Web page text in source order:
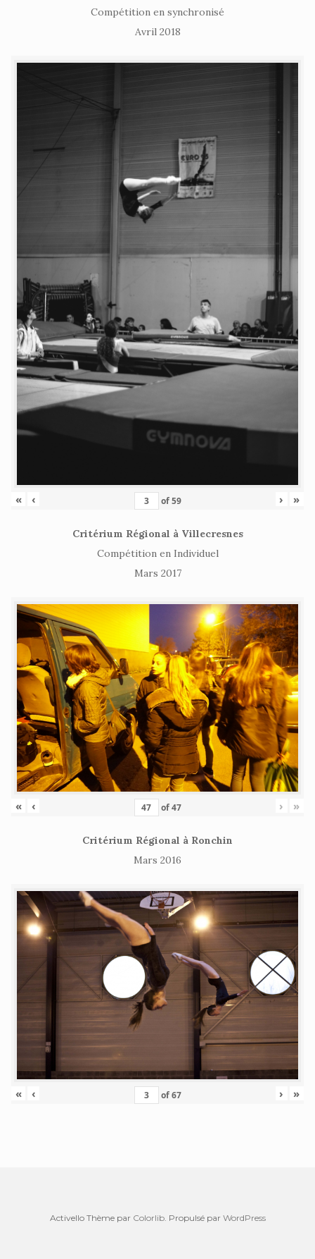
Compétition en synchronisé
Avril 2018
« ‹ of59 › »
Critérium Régional à Villecresnes
Compétition en Individuel
Mars 2017
« ‹ of47 › »
Critérium Régional à Ronchin
Mars 2016
« ‹ of67 › »
Activello Thème par Colorlib. Propulsé par WordPress